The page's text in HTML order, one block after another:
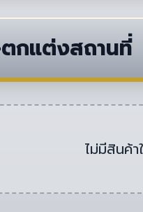
กแต่งสถานที่
ไม่มีสินค้